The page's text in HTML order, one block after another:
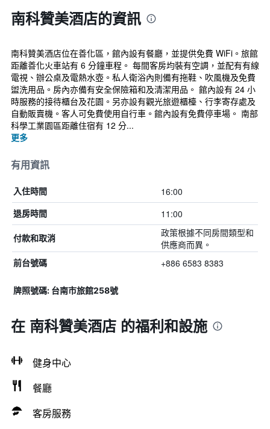
南科贊美酒店的資訊
南科贊美酒店位在善化區，館內設有餐廳，並提供免費 WiFi。旅館
距離善化火車站有 6 分鐘車程。 每間客房均裝有空調，並配有有線
電視、辦公桌及電熱水壺。私人衛浴內則備有拖鞋、吹風機及免費
盥洗用品。房內亦備有安全保險箱和及清潔用品。 館內設有 24 小
時服務的接待櫃台及花園。另亦設有觀光旅遊櫃檯、行李寄存處及
自動販賣機。客人可免費使用自行車。館內設有免費停車場。 南部
科學工業園區距離住宿有 12 分...
更多
有用資訊
入住時間 16:00
退房時間 11:00
付款和取消
政策根據不同房間類型和
供應商而異。
前台號碼 +886 6583 8383
牌照號碼: 台南市旅館258號
在 南科贊美酒店 的福利和設施
健身中心
餐廳
客房服務